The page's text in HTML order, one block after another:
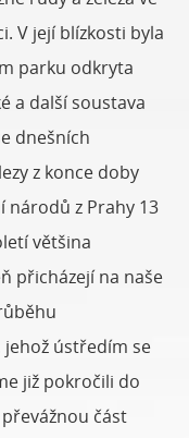
V její blízkosti byla
parku odkryta
a další soustava
dnešních
z konce doby
národů z Prahy 13
většina
přicházejí na naše
ústředím se
již pokročili do
část